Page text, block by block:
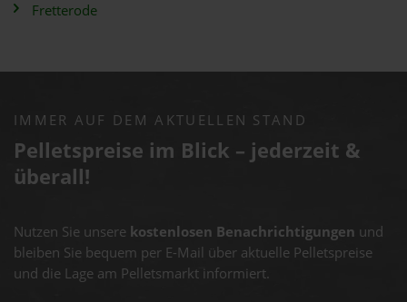
Fretterode
IMMER AUF DEM AKTUELLEN STAND
Pelletspreise im Blick – jederzeit &
überall!
Nutzen Sie unsere kostenlosen Benachrichtigungen und
bleiben Sie bequem per E-Mail über aktuelle Pelletspreise
und die Lage am Pelletsmarkt informiert.